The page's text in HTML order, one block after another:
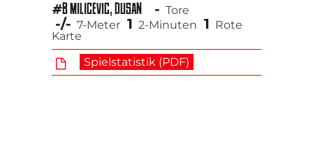
#B MILICEVIC, DUSAN - Tore
-/- 7-Meter 1 2-Minuten 1 Rote
Karte
Spielstatistik (PDF)